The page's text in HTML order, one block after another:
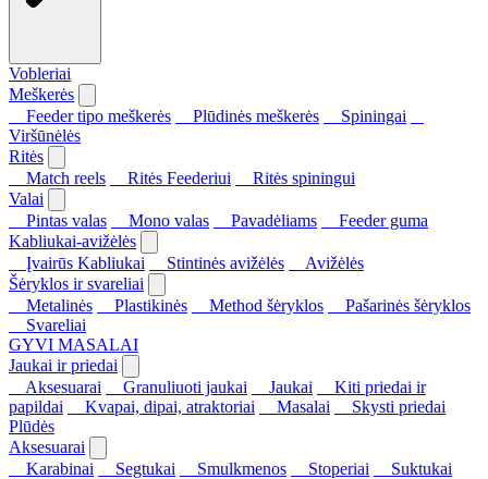
Vobleriai
Meškerės
Feeder tipo meškerės
Plūdinės meškerės
Spiningai
Viršūnėlės
Ritės
Match reels
Ritės Feederiui
Ritės spiningui
Valai
Pintas valas
Mono valas Pavadėliams
Feeder guma
Kabliukai-avižėlės
Įvairūs Kabliukai
Stintinės avižėlės
Avižėlės
Šėryklos ir svareliai
Metalinės
Plastikinės Method šėryklos
Pašarinės šėryklos
Svareliai
GYVI MASALAI
Jaukai ir priedai
Aksesuarai
Granuliuoti jaukai Jaukai
Kiti priedai ir
papildai
Kvapai, dipai, atraktoriai Masalai
Skysti priedai
Plūdės
Aksesuarai
Karabinai
Segtukai Smulkmenos Stoperiai
Suktukai